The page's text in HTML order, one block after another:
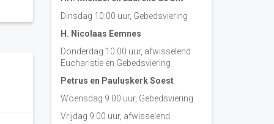
Dinsdag 10:00 uur, Gebedsviering
H. Nicolaas Eemnes
Donderdag 10.00 uur, afwisselend
Eucharistie en Gebedsviering
Petrus en Pauluskerk Soest
Woensdag 9.00 uur, Gebedsviering
Vrijdag 9.00 uur, afwisselend